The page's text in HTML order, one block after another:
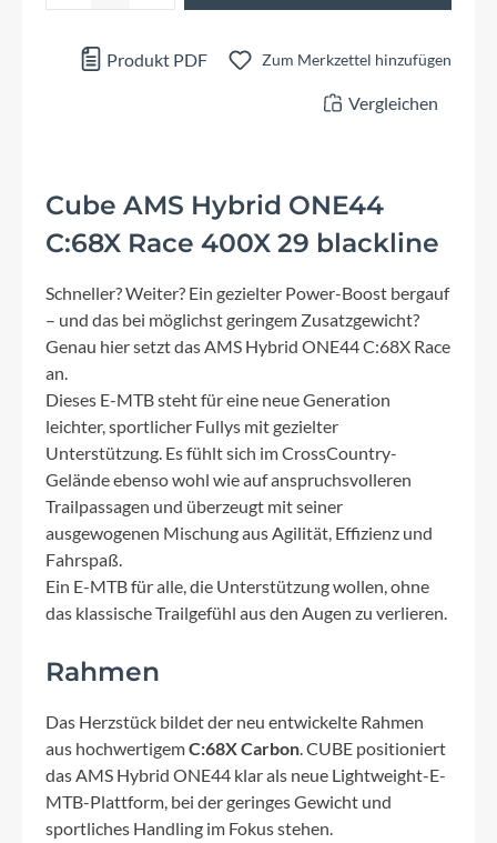
Produkt PDF Zum Merkzettel hinzufügen
Vergleichen
Cube AMS Hybrid ONE44
C:68X Race 400X 29 blackline
Schneller? Weiter? Ein gezielter Power-Boost bergauf
– und das bei möglichst geringem Zusatzgewicht?
Genau hier setzt das AMS Hybrid ONE44 C:68X Race
an.
Dieses E-MTB steht für eine neue Generation
leichter, sportlicher Fullys mit gezielter
Unterstützung. Es fühlt sich im CrossCountry-
Gelände ebenso wohl wie auf anspruchsvolleren
Trailpassagen und überzeugt mit seiner
ausgewogenen Mischung aus Agilität, Effizienz und
Fahrspaß.
Ein E-MTB für alle, die Unterstützung wollen, ohne
das klassische Trailgefühl aus den Augen zu verlieren.
Rahmen
Das Herzstück bildet der neu entwickelte Rahmen
aus hochwertigemC:68X Carbon. CUBE positioniert
das AMS Hybrid ONE44 klar als neue Lightweight-E-
MTB-Plattform, bei der geringes Gewicht und
sportliches Handling im Fokus stehen.